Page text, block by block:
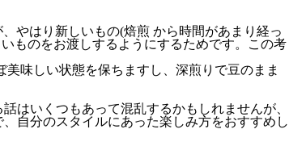
やはり新しいもの(焙煎 から時間があまり経っ
ものをお渡しするようにするためです。この考
味しい状態を保ちますし、深煎りで豆のまま
はいくつもあって混乱するかもしれませんが、
自分のスタイルにあった楽しみ方をおすすめし